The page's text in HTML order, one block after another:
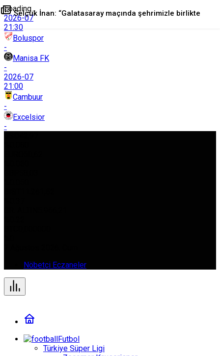
Loading...
2026-07
21:30
Boluspor
-
Manisa FK
-
2026-07
21:00
Cambuur
-
Excelsior
-
Nöbetçi Eczaneler
Futbol
Türkiye Süper Ligi
Selçuk İnan: “Galatasaray maçında şehrimizle birlikte
mücadele edeceğiz”